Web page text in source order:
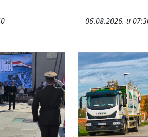
06.08.2026. u